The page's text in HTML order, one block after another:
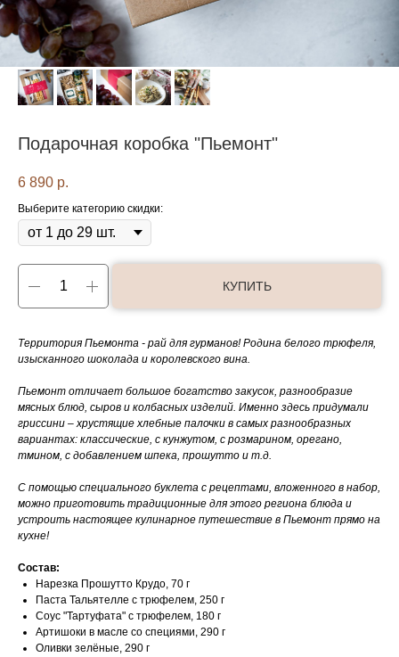
Подарочная коробка "Пьемонт"
6 890 р.
Выберите категорию скидки:
КУПИТЬ
Территория Пьемонта - рай для гурманов! Родина белого трюфеля,
изысканного шоколада и королевского вина.
Пьемонт отличает большое богатство закусок, разнообразие
мясных блюд, сыров и колбасных изделий. Именно здесь придумали
гриссини – хрустящие хлебные палочки в самых разнообразных
вариантах: классические, с кунжутом, с розмарином, орегано,
тмином, с добавлением шпека, прошутто и т.д.
С помощью специального буклета с рецептами, вложенного в набор,
можно приготовить традиционные для этого региона блюда и
устроить настоящее кулинарное путешествие в Пьемонт прямо на
кухне!
Состав:
Нарезка Прошутто Крудо, 70 г
Паста Тальятелле с трюфелем, 250 г
Соус "Тартуфата" с трюфелем, 180 г
Артишоки в масле со специями, 290 г
Оливки зелёные, 290 г